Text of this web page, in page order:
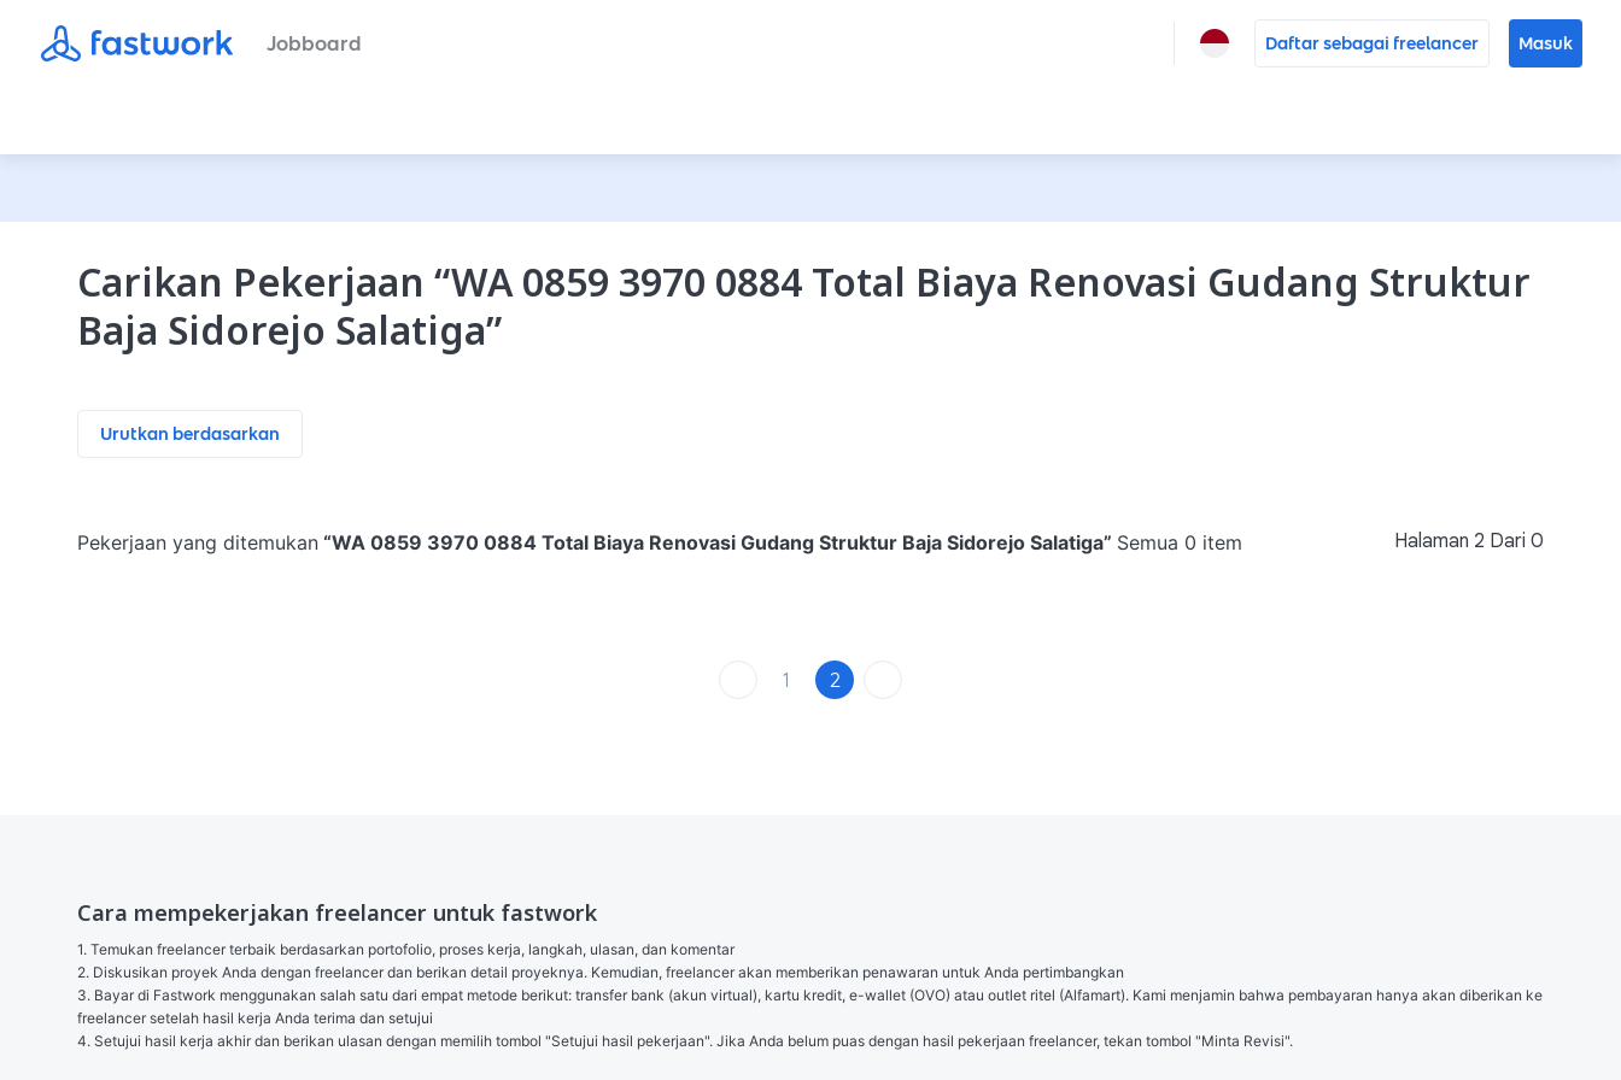
Jobboard Daftar sebagai freelancer Masuk
Carikan Pekerjaan “WA 0859 3970 0884 Total Biaya Renovasi Gudang Struktur
Baja Sidorejo Salatiga”
Urutkan berdasarkan
Pekerjaan yang ditemukan “WA 0859 3970 0884 Total Biaya Renovasi Gudang Struktur Baja Sidorejo Salatiga” Semua 0 item Halaman 2 Dari 0
1 2
Cara mempekerjakan freelancer untuk fastwork
1. Temukan freelancer terbaik berdasarkan portofolio, proses kerja, langkah, ulasan, dan komentar
2. Diskusikan proyek Anda dengan freelancer dan berikan detail proyeknya. Kemudian, freelancer akan memberikan penawaran untuk Anda pertimbangkan
3. Bayar di Fastwork menggunakan salah satu dari empat metode berikut: transfer bank (akun virtual), kartu kredit, e-wallet (OVO) atau outlet ritel (Alfamart). Kami menjamin bahwa pembayaran hanya akan diberikan ke
freelancer setelah hasil kerja Anda terima dan setujui
4. Setujui hasil kerja akhir dan berikan ulasan dengan memilih tombol "Setujui hasil pekerjaan". Jika Anda belum puas dengan hasil pekerjaan freelancer, tekan tombol "Minta Revisi".